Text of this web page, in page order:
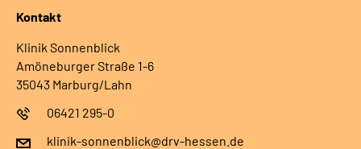
Suche
Leichte Sprache
Gebärdensprache
Kontakt
Klinik Sonnenblick
Amöneburger Straße 1-6
35043 Marburg/Lahn
06421 295-0
klinik-sonnenblick@drv-hessen.de